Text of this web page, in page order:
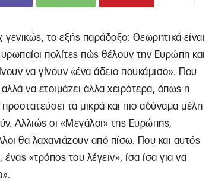
το εξής παράδοξο: Θεωρητικά είναι
πολίτες πώς θέλουν την Ευρώπη και
να γίνουν «ένα άδειο πουκάμισο». Που
να ετοιμάζει άλλα χειρότερα, όπως η
τα μικρά και πιο αδύναμα μέλη
Αλλιώς οι «Μεγάλοι» της Ευρώπης,
θα λαχανιάζουν από πίσω. Που και αυτός
«τρόπος του λέγειν», ίσα ίσα για να